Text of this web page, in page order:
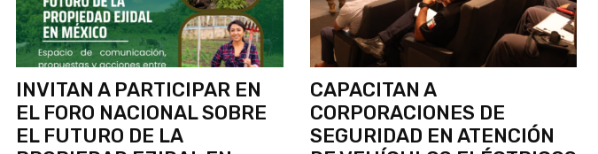
INVITAN A PARTICIPAR EN
EL FORO NACIONAL SOBRE
EL FUTURO DE LA
CAPACITAN A
CORPORACIONES DE
SEGURIDAD EN ATENCIÓN